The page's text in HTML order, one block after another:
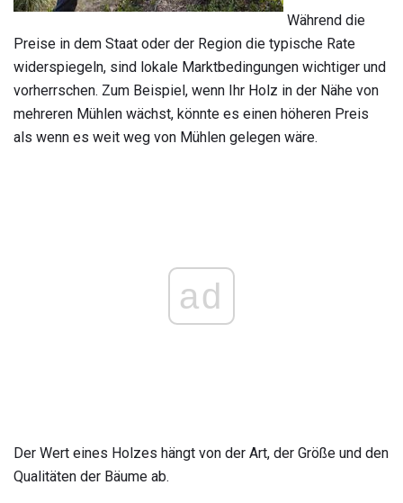
Während die
Preise in dem Staat oder der Region die typische Rate
widerspiegeln, sind lokale Marktbedingungen wichtiger und
vorherrschen. Zum Beispiel, wenn Ihr Holz in der Nähe von
mehreren Mühlen wächst, könnte es einen höheren Preis
als wenn es weit weg von Mühlen gelegen wäre.
ad
Der Wert eines Holzes hängt von der Art, der Größe und den
Qualitäten der Bäume ab.